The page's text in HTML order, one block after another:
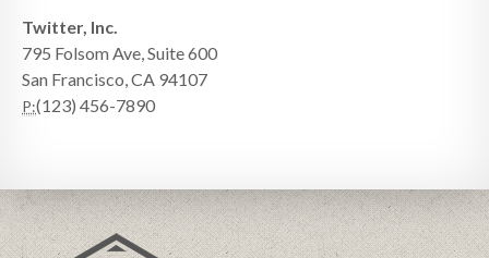
Twitter, Inc.
795 Folsom Ave, Suite 600
San Francisco, CA 94107
P:(123) 456-7890